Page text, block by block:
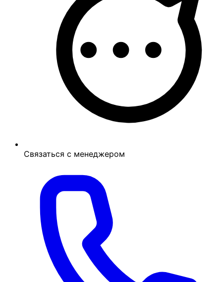
Связаться с менеджером